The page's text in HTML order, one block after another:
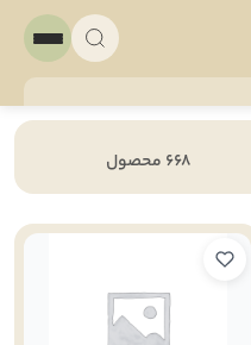
668 محصول